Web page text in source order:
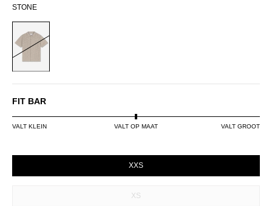
STONE
FIT BAR
VALT KLEIN VALT OP MAAT VALT GROOT
XXS
XS